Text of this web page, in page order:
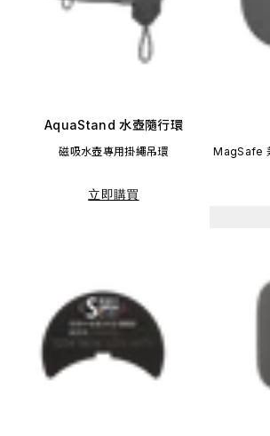
AquaStand 水壺隨行環
磁吸水壺專用掛繩吊環
立即購買
MagSafe